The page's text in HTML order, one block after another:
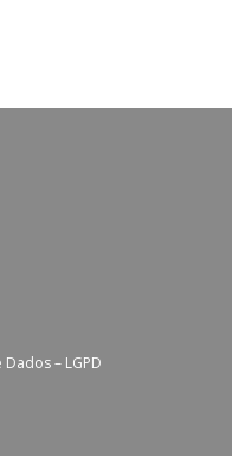
– LGPD